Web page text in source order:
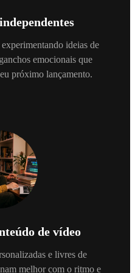
ideias de
emocionais que
próximo lançamento.
de vídeo
e livres de
melhor com o ritmo e